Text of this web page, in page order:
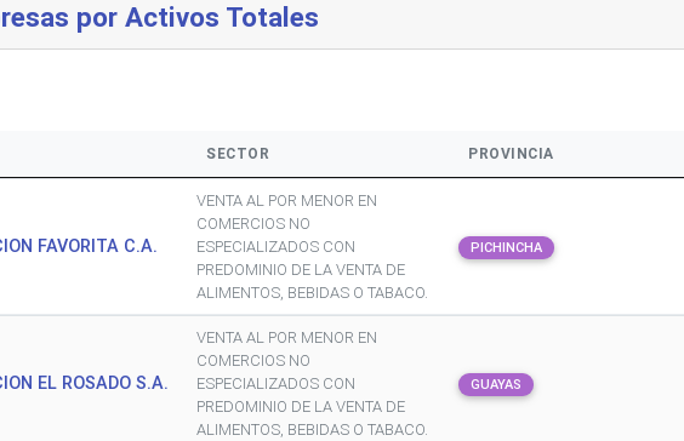
por Activos Totales
SECTOR PROVINCIA
FAVORITA C.A.
VENTA AL POR MENOR EN
COMERCIOS NO
ESPECIALIZADOS CON
PREDOMINIO DE LA VENTA DE
ALIMENTOS, BEBIDAS O TABACO.
PICHINCHA
EL ROSADO S.A.
VENTA AL POR MENOR EN
COMERCIOS NO
ESPECIALIZADOS CON
PREDOMINIO DE LA VENTA DE
ALIMENTOS, BEBIDAS O TABACO.
GUAYAS